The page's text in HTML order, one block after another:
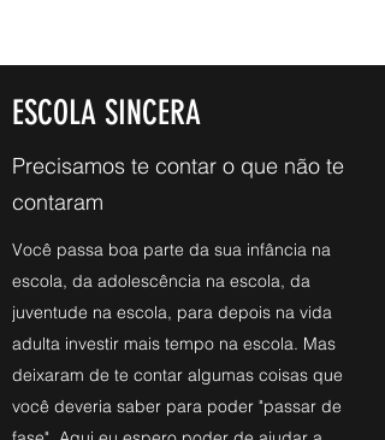
ESCOLA SINCERA
Precisamos te contar o que não te
contaram
Você passa boa parte da sua infância na
escola, da adolescência na escola, da
juventude na escola, para depois na vida
adulta investir mais tempo na escola. Mas
deixaram de te contar algumas coisas que
você deveria saber para poder "passar de